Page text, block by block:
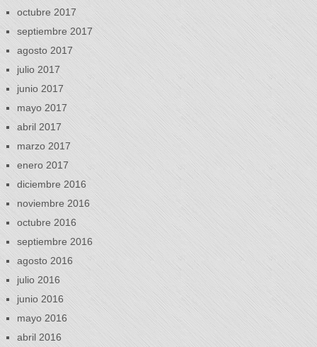
octubre 2017
septiembre 2017
agosto 2017
julio 2017
junio 2017
mayo 2017
abril 2017
marzo 2017
enero 2017
diciembre 2016
noviembre 2016
octubre 2016
septiembre 2016
agosto 2016
julio 2016
junio 2016
mayo 2016
abril 2016